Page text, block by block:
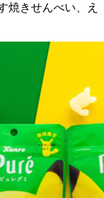
焼きせんべい、え